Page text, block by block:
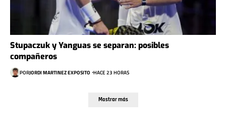
Stupaczuk y Yanguas se separan: posibles
compañeros
PORJORDI MARTINEZ EXPOSITO HACE 23 HORAS
Mostrar más